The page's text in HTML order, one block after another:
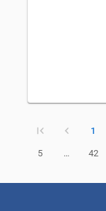
1
5 … 42